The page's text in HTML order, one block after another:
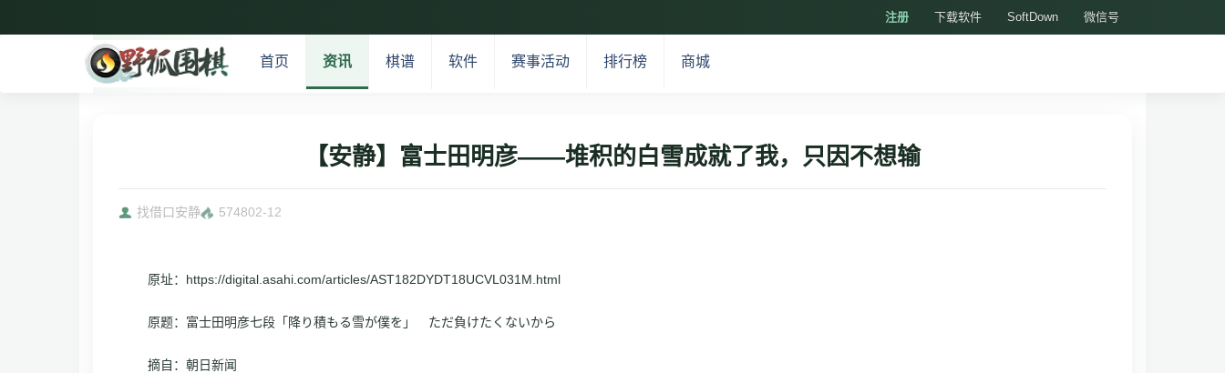
注册 下载软件 SoftDown 微信号
首页 资讯 棋谱 软件 赛事活动 排行榜 商城
【安静】富士田明彦——堆积的白雪成就了我，只因不想输
找借口安静 574802-12
原址：https://digital.asahi.com/articles/AST182DYDT18UCVL031M.html
原题：富士田明彦七段「降り積もる雪が僕を」 ただ負けたくないから
摘自：朝日新闻